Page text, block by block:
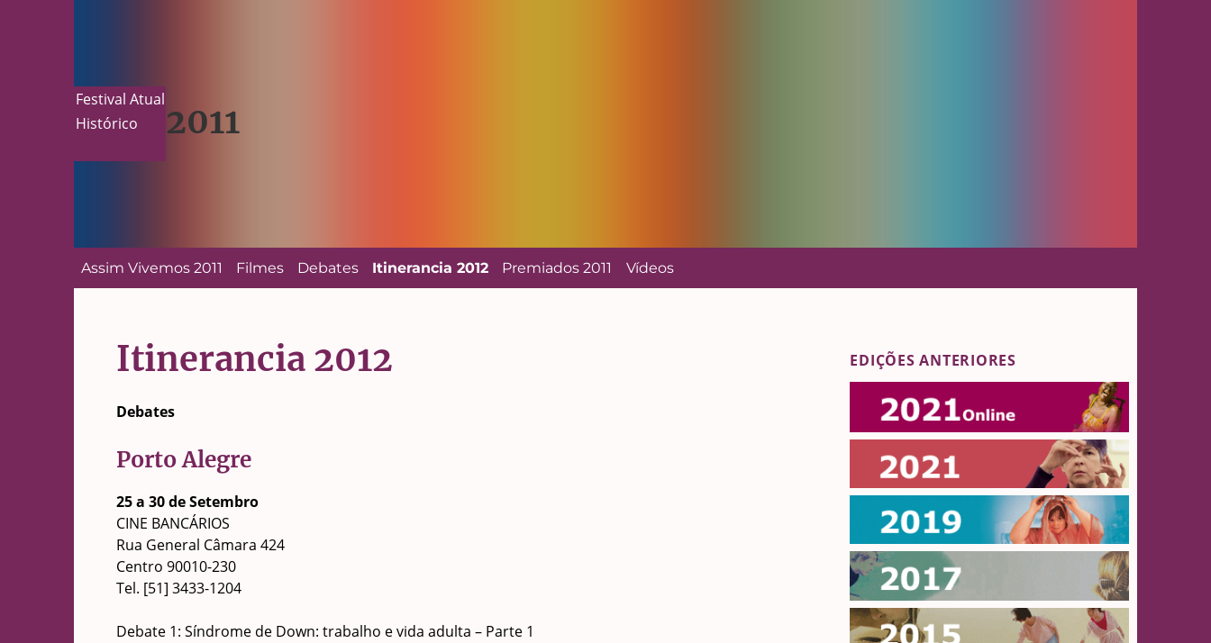
Festival Atual
Histórico
2011
Assim Vivemos 2011 Filmes Debates Itinerancia 2012 Premiados 2011 Vídeos
Itinerancia 2012
Debates
Porto Alegre
25 a 30 de Setembro
CINE BANCÁRIOS
Rua General Câmara 424
Centro 90010-230
Tel. [51] 3433-1204
Debate 1: Síndrome de Down: trabalho e vida adulta – Parte 1
EDIÇÕES ANTERIORES
Online 2021
2021
2019
2017
2015